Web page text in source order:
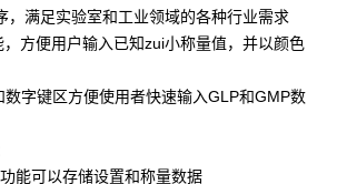
，满足实验室和工业领域的各种行业需求
方便用户输入已知zui小称量值，并以颜色
数字键区方便使用者快速输入GLP和GMP数
能可以存储设置和称量数据